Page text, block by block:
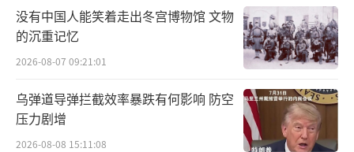
没有中国人能笑着走出冬宫博物馆 文物
的沉重记忆
2026-08-07 09:21:01
乌弹道导弹拦截效率暴跌有何影响 防空
压力剧增
2026-08-08 15:11:08